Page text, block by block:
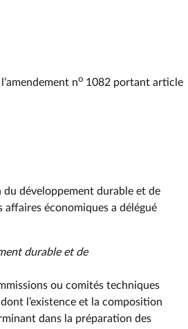
no 1082 portant article
du développement durable et de
économiques a délégué
durable et de
ou comités techniques
l’existence et la composition
dans la préparation des